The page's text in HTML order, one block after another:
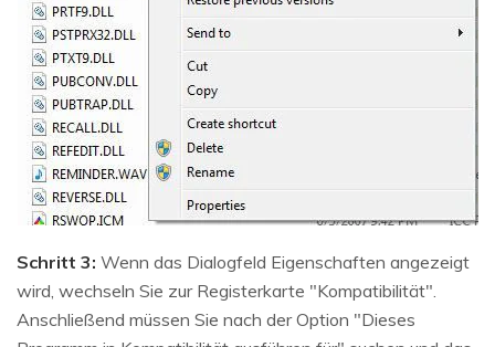
Schritt 3: Wenn das Dialogfeld Eigenschaften angezeigt
wird, wechseln Sie zur Registerkarte "Kompatibilität".
Anschließend müssen Sie nach der Option "Dieses